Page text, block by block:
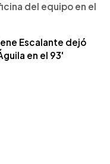
del equipo en el
Escalante dejó
en el 93'